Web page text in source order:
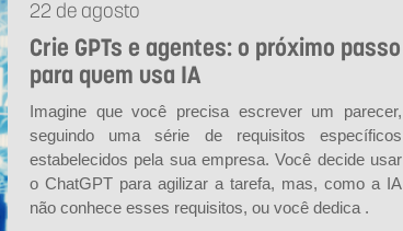
22 de agosto
Crie GPTs e agentes: o próximo passo
para quem usa IA
Imagine que você precisa escrever um parecer,
seguindo uma série de requisitos específicos
estabelecidos pela sua empresa. Você decide usar
o ChatGPT para agilizar a tarefa, mas, como a IA
não conhece esses requisitos, ou você dedica .